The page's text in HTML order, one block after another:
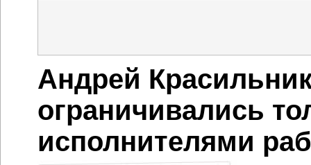
Андрей
ограничивались
исполнителями